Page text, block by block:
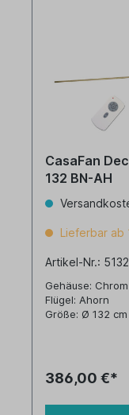
CasaFan
132 BN-AH
Lieferbar ab
Artikel-Nr.:
Gehäuse:
Flügel: Ahorn
Größe: Ø 132 cm
386,00 €*